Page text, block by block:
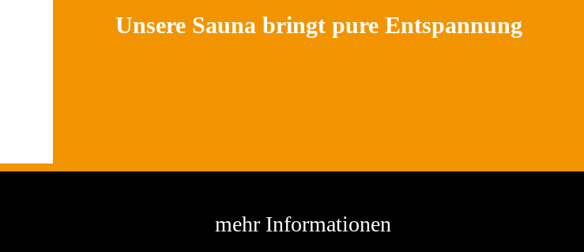
Unsere Sauna bringt pure Entspannung
mehr Informationen